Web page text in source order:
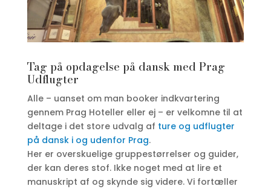
Tag på opdagelse på dansk med Prag
Udflugter
Alle – uanset om man booker indkvartering
gennem Prag Hoteller eller ej – er velkomne til at
deltage i det store udvalg af ture og udflugter
på dansk i og udenfor Prag.
Her er overskuelige gruppestørrelser og guider,
der kan deres stof. Ikke noget med at lire et
manuskript af og skynde sig videre. Vi fortæller